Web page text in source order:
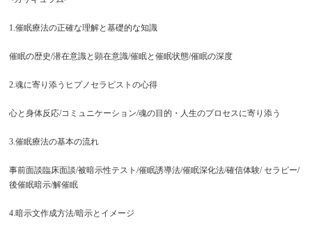
1.催眠療法の正確な理解と基礎的な知識
催眠の歴史/潜在意識と顕在意識/催眠と催眠状態/催眠の深度
2.魂に寄り添うヒプノセラピストの心得
心と身体反応/コミュニケーション/魂の目的・人生のプロセスに寄り添う
3.催眠療法の基本の流れ
事前面談臨床面談/被暗示性テスト/催眠誘導法/催眠深化法/確信体験/ セラピー/
後催眠暗示/解催眠
4.暗示文作成方法/暗示とイメージ